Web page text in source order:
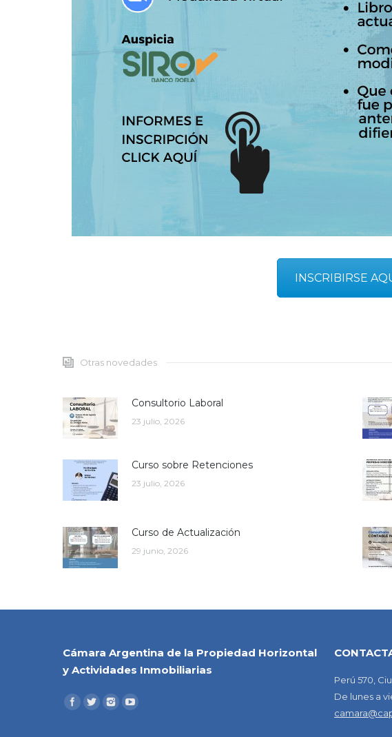
INSCRIBIRSE
Otras novedades
Consultorio Laboral
23 julio, 2026
Curso sobre Retenciones
23 julio, 2026
Curso de Actualización
29 junio, 2026
Cámara Argentina de la Propiedad Horizontal
y Actividades Inmobiliarias
Perú 570,
De lunes a